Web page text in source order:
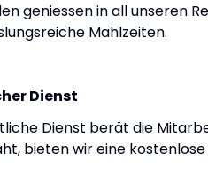
geniessen in all unseren
Mahlzeiten.
Dienst
Dienst berät die
bieten wir eine